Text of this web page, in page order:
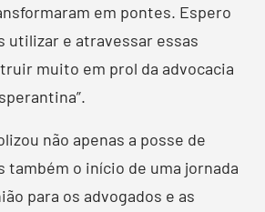
em pontes. Espero
utilizar e atravessar essas
muito em prol da advocacia
não apenas a posse de
também o início de uma jornada
para os advogados e as